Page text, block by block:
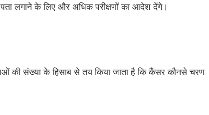
लगाने के लिए और अधिक परीक्षणों का आदेश देंगे।
की संख्या के हिसाब से तय किया जाता है कि कैंसर कौनसे चरण